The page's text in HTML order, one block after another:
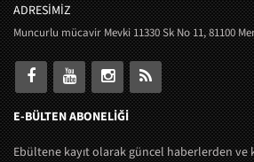
ADRESİMİZ
Muncurlu mücavir Mevki 11330 Sk No 11, 81100
E-BÜLTEN ABONELİĞİ
Ebültene kayıt olarak güncel haberlerden ve